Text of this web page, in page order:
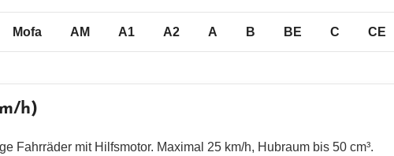
Mofa AM A1 A2 A B BE C CE
h)
Fahrräder mit Hilfsmotor. Maximal 25 km/h, Hubraum bis 50 cm³.